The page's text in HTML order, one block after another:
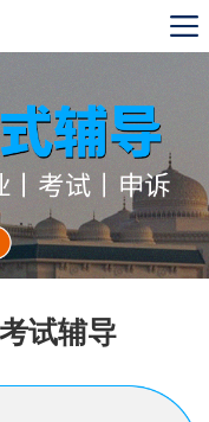
试辅导